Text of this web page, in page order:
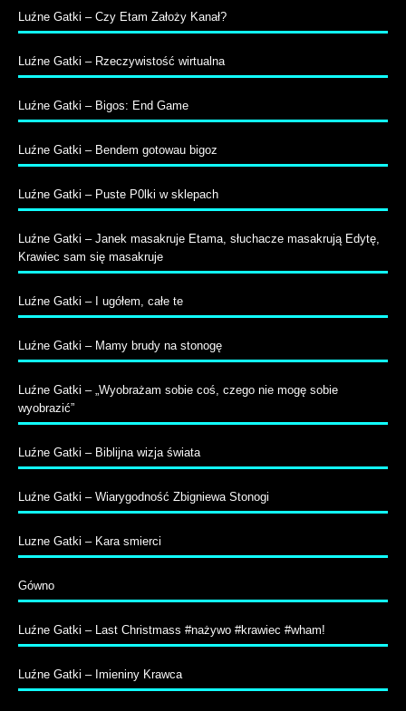
Luźne Gatki – Czy Etam Założy Kanał?
Luźne Gatki – Rzeczywistość wirtualna
Luźne Gatki – Bigos: End Game
Luźne Gatki – Bendem gotowau bigoz
Luźne Gatki – Puste P0lki w sklepach
Luźne Gatki – Janek masakruje Etama, słuchacze masakrują Edytę,
Krawiec sam się masakruje
Luźne Gatki – I ugółem, całe te
Luźne Gatki – Mamy brudy na stonogę
Luźne Gatki – „Wyobrażam sobie coś, czego nie mogę sobie
wyobrazić”
Luźne Gatki – Biblijna wizja świata
Luźne Gatki – Wiarygodność Zbigniewa Stonogi
Luzne Gatki – Kara smierci
Gówno
Luźne Gatki – Last Christmass #nażywo #krawiec #wham!
Luźne Gatki – Imieniny Krawca